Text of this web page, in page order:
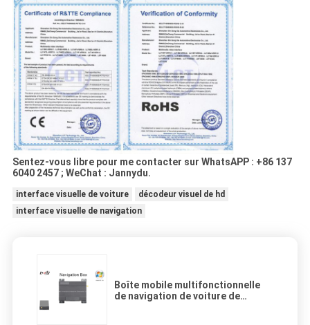
Sentez-vous libre pour me contacter sur WhatsAPP : +86 137
6040 2457 ; WeChat : Jannydu.
interface visuelle de voiture
décodeur visuel de hd
interface visuelle de navigation
Boîte mobile multifonctionnelle
de navigation de voiture de